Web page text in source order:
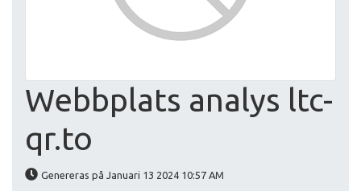
Webbplats analys ltc-
qr.to
Genereras på Januari 13 2024 10:57 AM